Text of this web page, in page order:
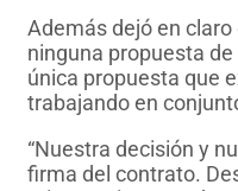
Además dejó en
ninguna propuesta
única propuesta que
trabajando en
“Nuestra decisión y
firma del contrato.